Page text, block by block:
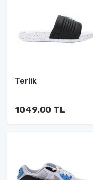
Terlik
1049.00 TL